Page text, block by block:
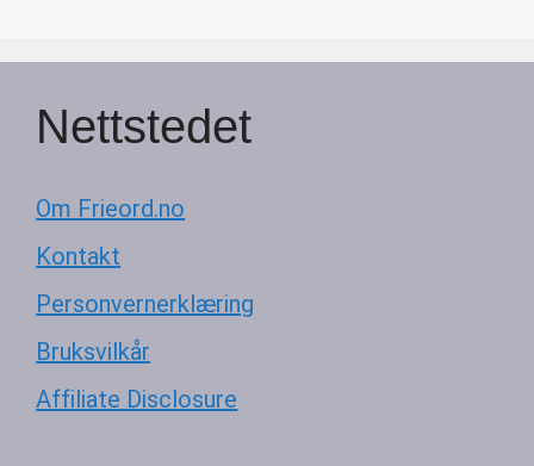
Nettstedet
Om Frieord.no
Kontakt
Personvernerklæring
Bruksvilkår
Affiliate Disclosure